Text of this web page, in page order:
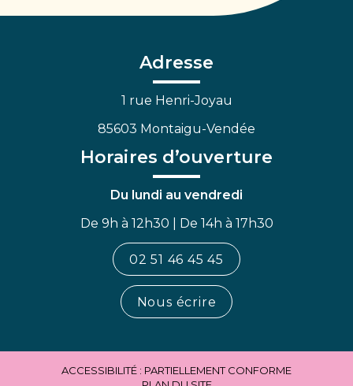
Facebook
Adresse
1 rue Henri-Joyau
85603 Montaigu-Vendée
Horaires d’ouverture
Du lundi au vendredi
De 9h à 12h30 | De 14h à 17h30
02 51 46 45 45
Nous écrire
ACCESSIBILITÉ : PARTIELLEMENT CONFORME